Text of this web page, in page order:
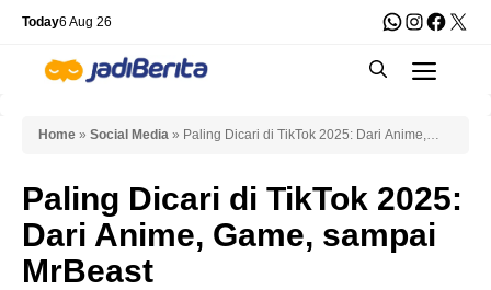
Skip
content
Today6 Aug 26 WhatsApp
X
Home » Social Media » Paling Dicari di TikTok 2025: Dari Anime,
Paling Dicari di TikTok 2025:
Dari Anime, Game, sampai
MrBeast